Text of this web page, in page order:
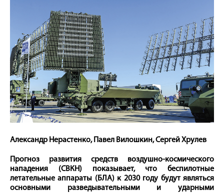
Александр Нерастенко, Павел Вилошкин, Сергей Хрулев
Прогноз развития средств воздушно-космического
нападения (СВКН) показывает, что беспилотные
летательные аппараты (БЛА) к 2030 году будут являться
основными разведывательными и ударными